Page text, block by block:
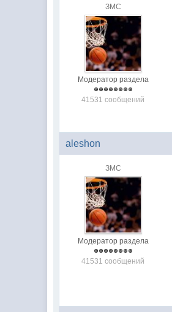
ЗМС
Модератор раздела
41531 сообщений
aleshon
ЗМС
Модератор раздела
41531 сообщений